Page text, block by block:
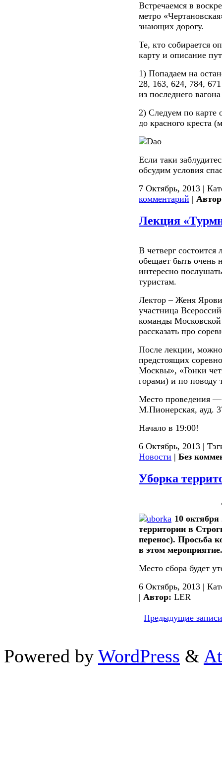
Встречаемся в
метро
знающих дорогу.
Те, кто собирается
карту и описание
1) Попадаем на
28, 163, 624, 784,
из последнего
2) Следуем по карте
до красного креста
Если таки
обсудим условия
7 Октябрь, 2013 |
комментарий |
Лекция
В четверг
обещает быть очень
интересно
туристам.
Лектор – Женя
участница
команды
рассказать про
После лекции, можно
предстоящих
Москвы», «Гонки
горами) и по поводу
Место
М.Пионерская, ауд.
Начало в 19:00!
6 Октябрь, 2013 |
Новости | Без
Уборка
10 октября
территории в
перенос). Просьба
в этом мероприятие.
Место сбора будет
6 Октябрь, 2013 |
| Автор: LER
Предыдущие
Powered by WordPress &